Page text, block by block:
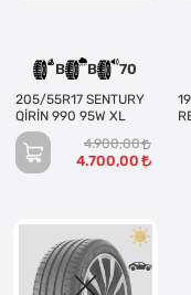
B B 70
205/55R17 SENTURY
QİRİN 990 95W XL
4.900,00
4.700,00